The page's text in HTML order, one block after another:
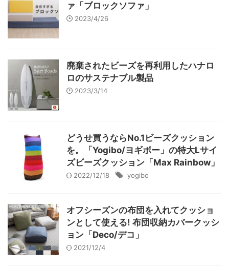
ァ「ブロックソファ」
2023/4/26
廃棄されたビーズを再利用したハナロ
ロのサステナブル製品
2023/3/14
どうせ買うならNo.1ビーズクッション
を。「Yogibo/ヨギボー」の特大Lサイ
ズビーズクッション「Max Rainbow」
2022/12/18 yogibo
オフシーズンの布団を入れてクッショ
ンとして使える! 布団収納カバークッシ
ョン「Deco/デコ」
2021/12/4